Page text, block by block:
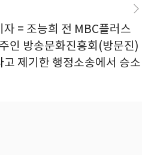
= 조능희 전 MBC플러스
인 방송문화진흥회(방문진)
제기한 행정소송에서 승소